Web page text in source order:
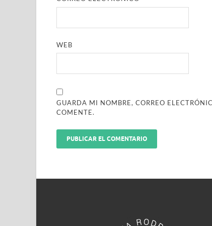
WEB
GUARDA MI NOMBRE, CORREO
COMENTE.